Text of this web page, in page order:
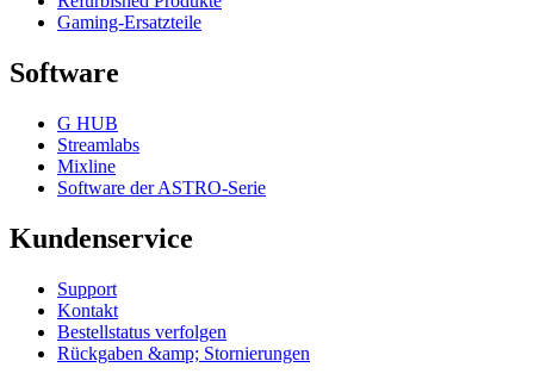
Gaming-Ersatzteile
Software
G HUB
Streamlabs
Mixline
Software der ASTRO-Serie
Kundenservice
Support
Kontakt
Bestellstatus verfolgen
Rückgaben &amp; Stornierungen